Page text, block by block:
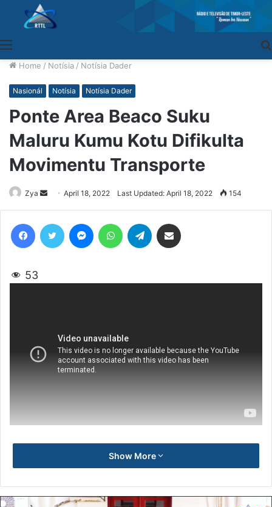
Home / Notísia / Notísia Dader
Nasionál Notísia Notísia Dader
Ponte Area Beaco Suku
Maluru Kumu Kotu Difikulta
Movimentu Transporte
Zya
Send
an
email
April 18, 2022 Last Updated: April 18, 2022 154
53
Show More